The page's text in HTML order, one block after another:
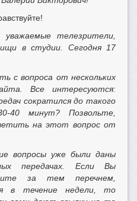
уважаемые телезрители,
в студии. Сегодня 17
с вопроса от нескольких
Все интересуются:
сократился до такого
40 минут? Позвольте,
на этот вопрос от
вопросы уже были даны
передачах. Если Вы
за тем перечнем,
в течение недели, то